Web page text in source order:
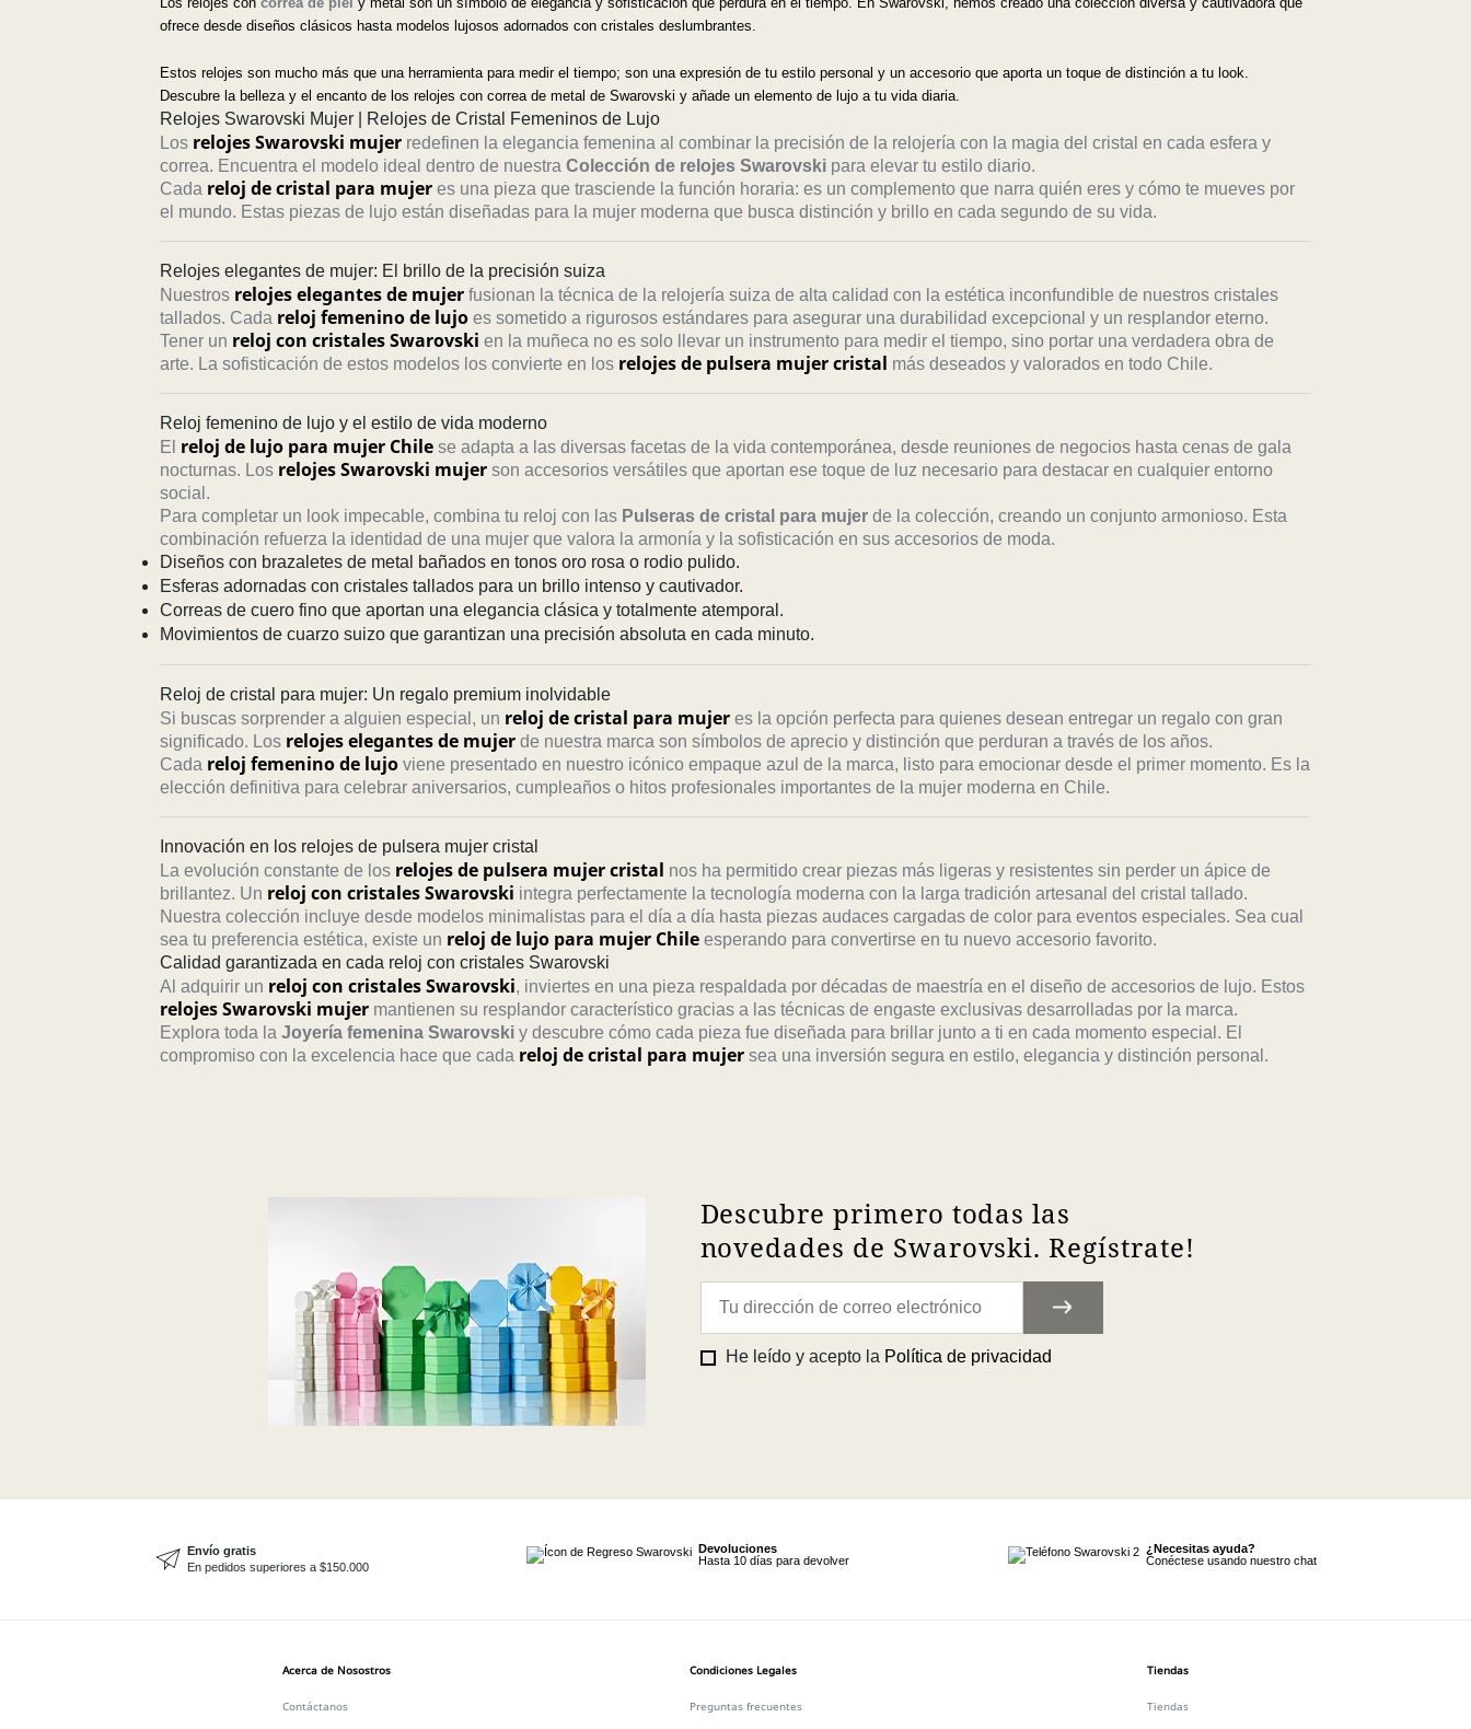
ofrece desde diseños clásicos hasta modelos lujosos adornados con cristales deslumbrantes.
Estos relojes son mucho más que una herramienta para medir el tiempo; son una expresión de tu estilo personal y un accesorio que aporta un toque de distinción a tu look.
Descubre la belleza y el encanto de los relojes con correa de metal de Swarovski y añade un elemento de lujo a tu vida diaria.
Relojes Swarovski Mujer | Relojes de Cristal Femeninos de Lujo
Los relojes Swarovski mujerredefinen la elegancia femenina al combinar la precisión de la relojería con la magia del cristal en cada esfera y
correa. Encuentra el modelo ideal dentro de nuestra Colección de relojes Swarovskipara elevar tu estilo diario.
Cada reloj de cristal para mujeres una pieza que trasciende la función horaria: es un complemento que narra quién eres y cómo te mueves por
el mundo. Estas piezas de lujo están diseñadas para la mujer moderna que busca distinción y brillo en cada segundo de su vida.
Relojes elegantes de mujer: El brillo de la precisión suiza
Nuestros relojes elegantes de mujerfusionan la técnica de la relojería suiza de alta calidad con la estética inconfundible de nuestros cristales
tallados. Cada reloj femenino de lujoes sometido a rigurosos estándares para asegurar una durabilidad excepcional y un resplandor eterno.
Tener un reloj con cristales Swarovski en la muñeca no es solo llevar un instrumento para medir el tiempo, sino portar una verdadera obra de
arte. La sofisticación de estos modelos los convierte en los relojes de pulsera mujer cristal más deseados y valorados en todo Chile.
Reloj femenino de lujo y el estilo de vida moderno
El reloj de lujo para mujer Chilese adapta a las diversas facetas de la vida contemporánea, desde reuniones de negocios hasta cenas de gala
nocturnas. Los relojes Swarovski mujerson accesorios versátiles que aportan ese toque de luz necesario para destacar en cualquier entorno
social.
Para completar un look impecable, combina tu reloj con las Pulseras de cristal para mujerde la colección, creando un conjunto armonioso. Esta
combinación refuerza la identidad de una mujer que valora la armonía y la sofisticación en sus accesorios de moda.
Diseños con brazaletes de metal bañados en tonos oro rosa o rodio pulido.
Esferas adornadas con cristales tallados para un brillo intenso y cautivador.
Correas de cuero fino que aportan una elegancia clásica y totalmente atemporal.
Movimientos de cuarzo suizo que garantizan una precisión absoluta en cada minuto.
Reloj de cristal para mujer: Un regalo premium inolvidable
Si buscas sorprender a alguien especial, un reloj de cristal para mujeres la opción perfecta para quienes desean entregar un regalo con gran
significado. Los relojes elegantes de mujerde nuestra marca son símbolos de aprecio y distinción que perduran a través de los años.
Cada reloj femenino de lujoviene presentado en nuestro icónico empaque azul de la marca, listo para emocionar desde el primer momento. Es la
elección definitiva para celebrar aniversarios, cumpleaños o hitos profesionales importantes de la mujer moderna en Chile.
Innovación en los relojes de pulsera mujer cristal
La evolución constante de los relojes de pulsera mujer cristal nos ha permitido crear piezas más ligeras y resistentes sin perder un ápice de
brillantez. Un reloj con cristales Swarovski integra perfectamente la tecnología moderna con la larga tradición artesanal del cristal tallado.
Nuestra colección incluye desde modelos minimalistas para el día a día hasta piezas audaces cargadas de color para eventos especiales. Sea cual
sea tu preferencia estética, existe un reloj de lujo para mujer Chileesperando para convertirse en tu nuevo accesorio favorito.
Calidad garantizada en cada reloj con cristales Swarovski
Al adquirir un reloj con cristales Swarovski, inviertes en una pieza respaldada por décadas de maestría en el diseño de accesorios de lujo. Estos
relojes Swarovski mujermantienen su resplandor característico gracias a las técnicas de engaste exclusivas desarrolladas por la marca.
Explora toda la Joyería femenina Swarovskiy descubre cómo cada pieza fue diseñada para brillar junto a ti en cada momento especial. El
compromiso con la excelencia hace que cada reloj de cristal para mujersea una inversión segura en estilo, elegancia y distinción personal.
Descubre primero todas las
novedades de Swarovski. Regístrate!
He leído y acepto la Política de privacidad
Envío gratis
En pedidos superiores a $150.000
Devoluciones
Hasta 10 días para devolver
¿Necesitas ayuda?
Conéctese usando nuestro chat
Acerca de Nosostros
Contáctanos
Condiciones Legales
Preguntas frecuentes
Tiendas
Tiendas